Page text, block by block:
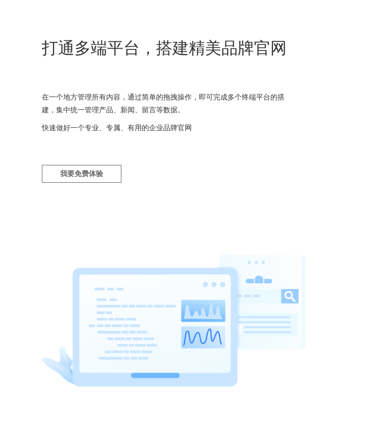
打通多端平台，搭建精美品牌官网
在一个地方管理所有内容，通过简单的拖拽操作，即可完成多个终端平台的搭
建，集中统一管理产品、新闻、留言等数据。
快速做好一个专业、专属、有用的企业品牌官网
我要免费体验